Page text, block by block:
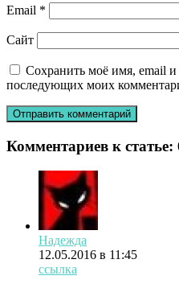
Email *
Сайт
Сохранить моё имя, email и
последующих моих
Комментариев к статье:
Надежда
12.05.2016 в 11:45
ссылка